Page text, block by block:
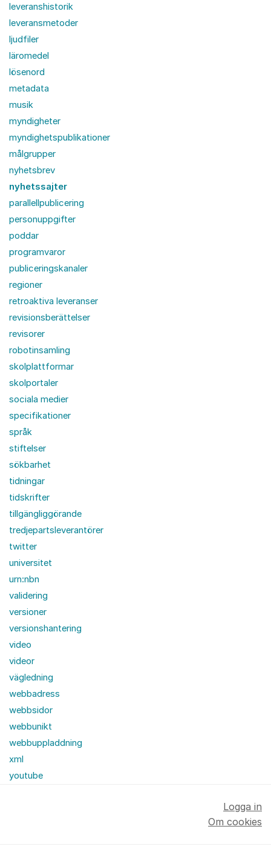
leveranshistorik
leveransmetoder
ljudfiler
läromedel
lösenord
metadata
musik
myndigheter
myndighetspublikationer
målgrupper
nyhetsbrev
nyhetssajter
parallellpublicering
personuppgifter
poddar
programvaror
publiceringskanaler
regioner
retroaktiva leveranser
revisionsberättelser
revisorer
robotinsamling
skolplattformar
skolportaler
sociala medier
specifikationer
språk
stiftelser
sökbarhet
tidningar
tidskrifter
tillgängliggörande
tredjepartsleverantörer
twitter
universitet
urn:nbn
validering
versioner
versionshantering
video
videor
vägledning
webbadress
webbsidor
webbunikt
webbuppladdning
xml
youtube
Logga in
Om cookies